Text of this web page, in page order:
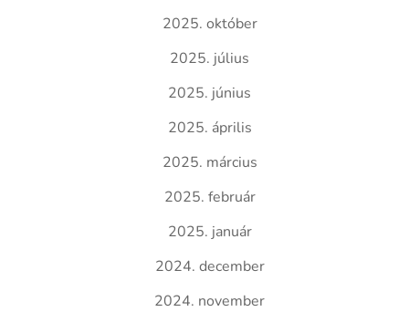
2025. október
2025. július
2025. június
2025. április
2025. március
2025. február
2025. január
2024. december
2024. november